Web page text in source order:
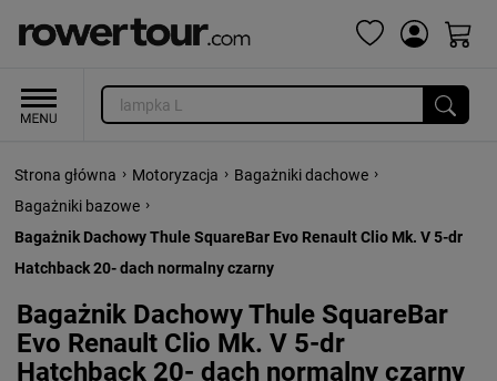
Strona główna › Motoryzacja › Bagażniki dachowe ›
Bagażniki bazowe ›
Bagażnik Dachowy Thule SquareBar Evo Renault Clio Mk. V 5-dr
Hatchback 20- dach normalny czarny
Bagażnik Dachowy Thule SquareBar
Evo Renault Clio Mk. V 5-dr
Hatchback 20- dach normalny czarny